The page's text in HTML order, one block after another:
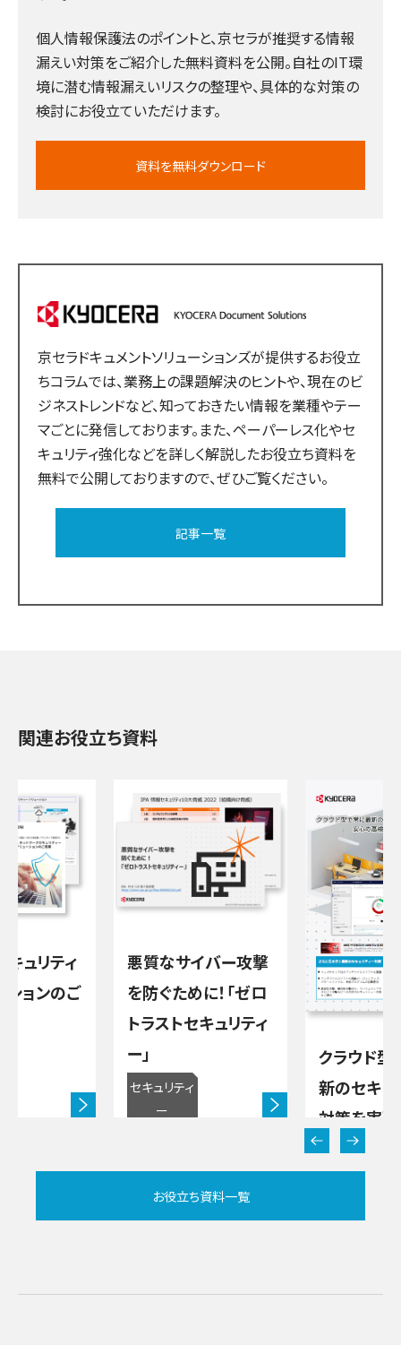
個人情報保護法のポイントと、京セラが推奨する情報
漏えい対策をご紹介した無料資料を公開。自社のIT環
境に潜む情報漏えいリスクの整理や、具体的な対策の
検討にお役立ていただけます。
資料を無料ダウンロード
京セラドキュメントソリューションズが提供するお役立
ちコラムでは、業務上の課題解決のヒントや、現在のビ
ジネストレンドなど、知っておきたい情報を業種やテー
マごとに発信しております。また、ペーパーレス化やセ
キュリティ強化などを詳しく解説したお役立ち資料を
無料で公開しておりますので、ぜひご覧ください。
記事一覧
関連お役立ち資料
キュリティ
ションのご
悪質なサイバー攻撃
を防ぐために！「ゼロ
トラストセキュリティ
ー」
セキュリティ
ー
クラウド型
新のセキュ
対策を実現
UARD エ
トセキュリ
お役立ち資料一覧